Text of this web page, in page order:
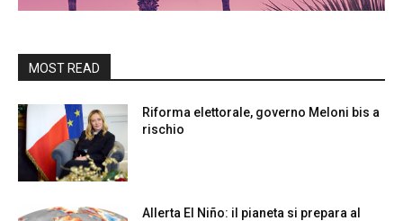
MOST READ
Riforma elettorale, governo Meloni bis a
rischio
Allerta El Niño: il pianeta si prepara al